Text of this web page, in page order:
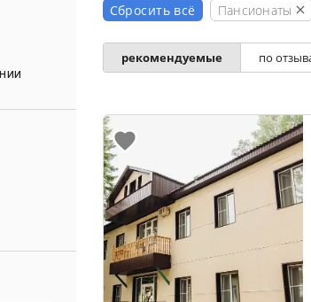
Сбросить всё Пансионаты
рекомендуемые по